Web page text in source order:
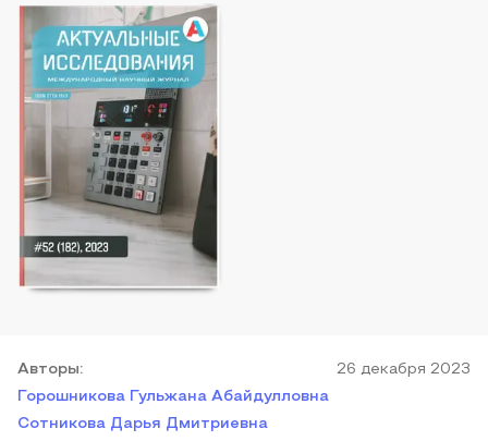
Авторы:
Горошникова Гульжана Абайдулловна
Сотникова Дарья Дмитриевна
26 декабря 2023